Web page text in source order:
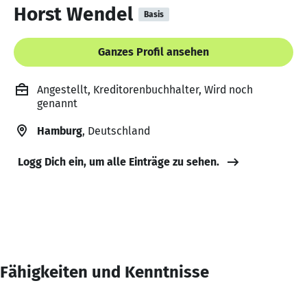
Horst Wendel Basis
Ganzes Profil ansehen
Angestellt, Kreditorenbuchhalter, Wird noch
genannt
Hamburg, Deutschland
Logg Dich ein, um alle Einträge zu sehen.
Fähigkeiten und Kenntnisse